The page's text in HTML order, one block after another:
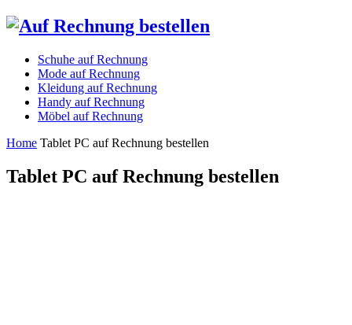
Schuhe auf Rechnung
Mode auf Rechnung
Kleidung auf Rechnung
Handy auf Rechnung
Möbel auf Rechnung
Home Tablet PC auf Rechnung bestellen
Tablet PC auf Rechnung bestellen